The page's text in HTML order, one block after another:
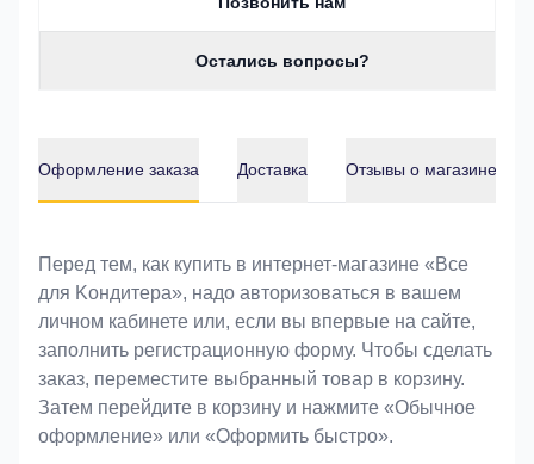
Остались вопросы?
Оформление заказа Доставка Отзывы о магазине
Оформление заказа
Перед тем, как купить в интернет-магазине «Bce
для Koндитeрa», надо авторизоваться в вашем
личном кабинете или, если вы впервые на сайте,
заполнить регистрационную форму. Чтобы сделать
заказ, переместите выбранный товар в корзину.
Затем перейдите в корзину и нажмите «Обычное
оформление» или «Оформить быстро».